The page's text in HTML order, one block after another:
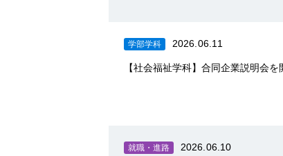
学部学科 2026.06.11
【社会福祉学科】合同企業説明会を
就職・進路 2026.06.10